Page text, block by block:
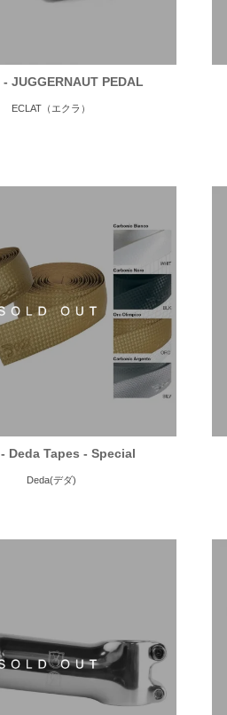
- JUGGERNAUT PEDAL
ECLAT（エクラ）
Deda Tapes - Special
Deda(デダ)